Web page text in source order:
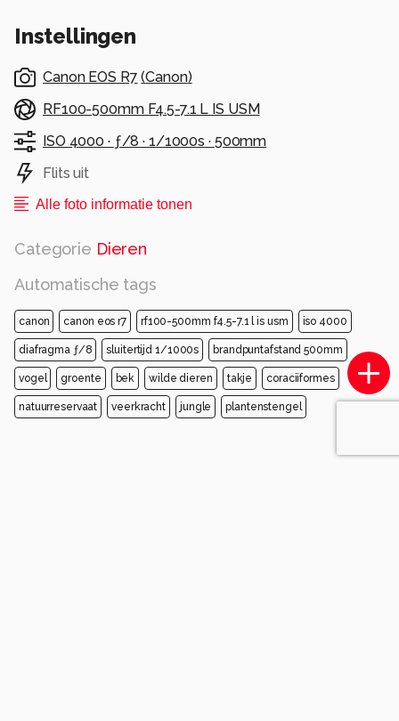
Instellingen
Canon EOS R7 (Canon)
RF100-500mm F4.5-7.1 L IS USM
ISO 4000 · ƒ/8 · 1/1000s · 500mm
Flits uit
Alle foto informatie tonen
Categorie Dieren
Automatische tags
canon canon eos r7 rf100-500mm f4.5-7.1 l is usm iso 4000
diafragma ƒ/8 sluitertijd 1/1000s brandpuntafstand 500mm
vogel groente bek wilde dieren takje coraciiformes
natuurreservaat veerkracht jungle plantenstengel